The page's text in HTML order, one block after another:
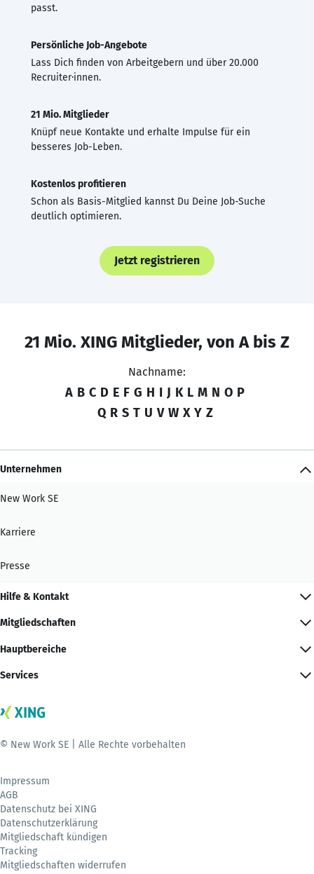
passt.
Persönliche Job-Angebote
Lass Dich finden von Arbeitgebern und über 20.000
Recruiter·innen.
21 Mio. Mitglieder
Knüpf neue Kontakte und erhalte Impulse für ein
besseres Job-Leben.
Kostenlos profitieren
Schon als Basis-Mitglied kannst Du Deine Job-Suche
deutlich optimieren.
Jetzt registrieren
21 Mio. XING Mitglieder, von A bis Z
Nachname:
A B C D E F G H I J K L M N O P
Q R S T U V W X Y Z
Unternehmen
New Work SE
Karriere
Presse
Hilfe & Kontakt
Mitgliedschaften
Hauptbereiche
Services
© New Work SE | Alle Rechte vorbehalten
Impressum
AGB
Datenschutz bei XING
Datenschutzerklärung
Mitgliedschaft kündigen
Tracking
Mitgliedschaften widerrufen